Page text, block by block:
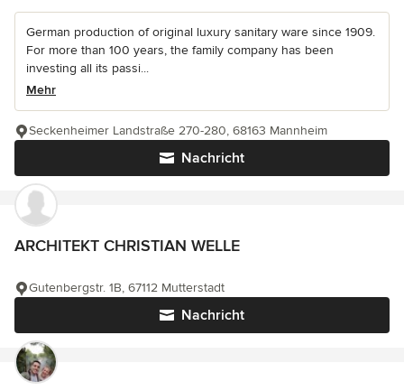
German production of original luxury sanitary ware since 1909.
For more than 100 years, the family company has been
investing all its passi...
Mehr
Nachricht
Seckenheimer Landstraße 270-280, 68163 Mannheim
ARCHITEKT CHRISTIAN WELLE
Nachricht
Gutenbergstr. 1B, 67112 Mutterstadt